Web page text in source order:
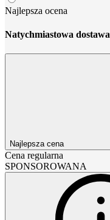
Najlepsza ocena
Natychmiastowa dostawa
Najlepsza cena
Cena regularna
SPONSOROWANA